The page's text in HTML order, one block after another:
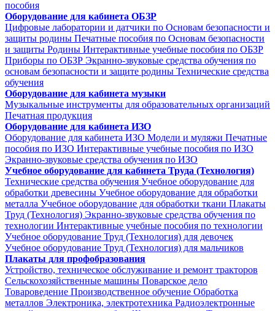
пособия
Оборудование для кабинета ОБЗР
Цифровые лаборатории и датчики по Основам безопасности и
защиты родины Печатные пособия по Основам безопасности
и защиты Родины Интерактивные учебные пособия по ОБЗР
Приборы по ОБЗР Экранно-звуковые средства обучения по
основам безопасности и защите родины Технические средства
обучения
Оборудование для кабинета музыки
Музыкальные инструменты для образовательных организаций
Печатная продукция
Оборудование для кабинета ИЗО
Оборудование для кабинета ИЗО Модели и муляжи Печатные
пособия по ИЗО Интерактивные учебные пособия по ИЗО
Экранно-звуковые средства обучения по ИЗО
Учебное оборудование для кабинета Труда (Технология)
Технические средства обучения Учебное оборудование для
обработки древесины Учебное оборудование для обработки
металла Учебное оборудование для обработки ткани Плакаты
Труд (Технология) Экранно-звуковые средства обучения по
технологии Интерактивные учебные пособия по технологии
Учебное оборудование Труд (Технология) для девочек
Учебное оборудование Труд (Технология) для мальчиков
Плакаты для профобразования
Устройство, техническое обслуживание и ремонт тракторов
Сельскохозяйственные машины Поварское дело
Товароведение Производственное обучение Обработка
металлов Электроника, электротехника Радиоэлектронные